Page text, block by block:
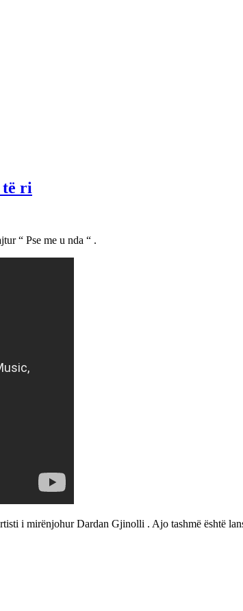
të ri
“ Pse me u nda “ .
i mirënjohur Dardan Gjinolli . Ajo tashmë është